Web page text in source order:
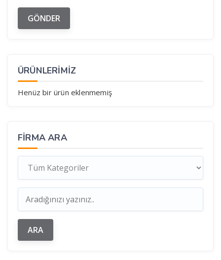
ÜRÜNLERİMİZ
Henüz bir ürün eklenmemiş
FIRMA ARA